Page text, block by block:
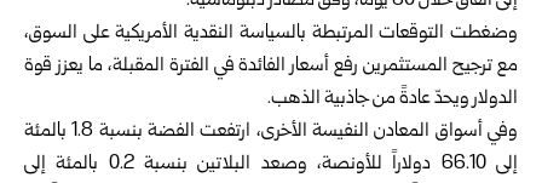
وضغطت التوقعات المرتبطة بالسياسة النقدية الأمريكية على السوق،
مع ترجيح المستثمرين رفع أسعار الفائدة في الفترة المقبلة، ما يعزز قوة
الدولار ويحدّ عادةً من جاذبية الذهب.
وفي أسواق المعادن النفيسة الأخرى، ارتفعت الفضة بنسبة 1.8 بالمئة
إلى 66.10 دولاراً للأونصة، وصعد البلاتين بنسبة 0.2 بالمئة إلى